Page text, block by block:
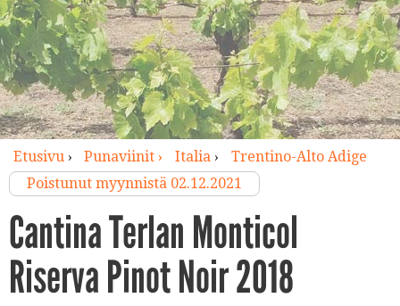
Etusivu› Punaviinit › Italia›
Trentino-Alto Adige
Poistunut myynnistä 02.12.2021
Cantina Terlan Monticol
Riserva Pinot Noir 2018